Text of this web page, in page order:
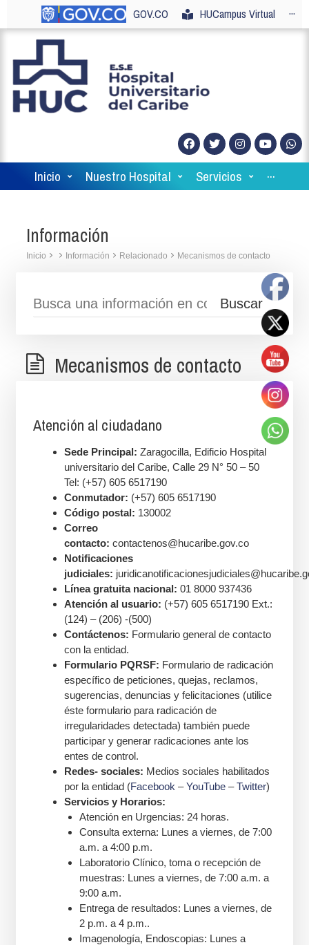
GOV.CO HUCampus Virtual ···
Inicio Nuestro Hospital Servicios ···
Información
Inicio Información Relacionado Mecanismos de contacto
Mecanismos de contacto
Atención al ciudadano
Sede Principal: Zaragocilla, Edificio Hospital
universitario del Caribe, Calle 29 N° 50 – 50
Tel: (+57) 605 6517190
Conmutador: (+57) 605 6517190
Código postal: 130002
Correo
contacto: contactenos@hucaribe.gov.co
Notificaciones
judiciales:
Línea gratuita nacional: 01 8000 937436
Atención al usuario: (+57) 605 6517190 Ext.:
(124) – (206) -(500)
Contáctenos: Formulario general de contacto
con la entidad.
Formulario PQRSF: Formulario de radicación
específico de peticiones, quejas, reclamos,
sugerencias, denuncias y felicitaciones (utilice
éste formulario para radicación de
irregularidades detectada) también puede
participar y generar radicaciones ante los
entes de control.
Redes- sociales: Medios sociales habilitados
por la entidad (Facebook –YouTube–Twitter)
Servicios y Horarios:
Atención en Urgencias: 24 horas.
Consulta externa: Lunes a viernes, de 7:00
a.m. a 4:00 p.m.
Laboratorio Clínico, toma o recepción de
muestras: Lunes a viernes, de 7:00 a.m. a
9:00 a.m.
Entrega de resultados: Lunes a viernes, de
2 p.m. a 4 p.m..
Imagenología, Endoscopias: Lunes a